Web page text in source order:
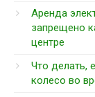
Аренда
запрещено
центре
Что делать,
колесо во